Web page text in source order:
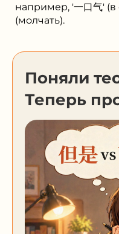
например, '一口气'
(молчать).
Поняли
Теперь